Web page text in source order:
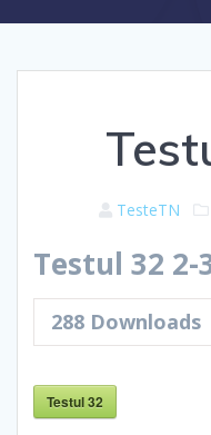
TesteTN
Testul 32 2-
288 Downloads
Testul 32